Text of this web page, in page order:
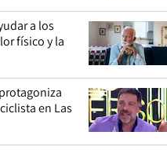
a los
físico y la
en Las